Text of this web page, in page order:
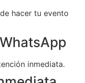
hacer tu evento
inmediata.